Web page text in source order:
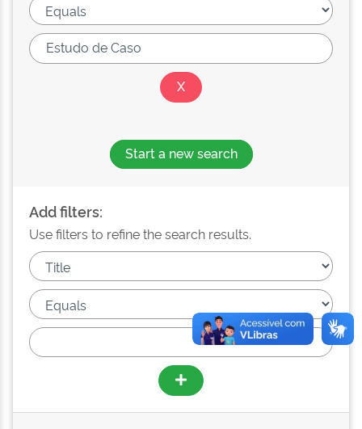
Start a new search
Add filters:
Use filters to refine the search results.